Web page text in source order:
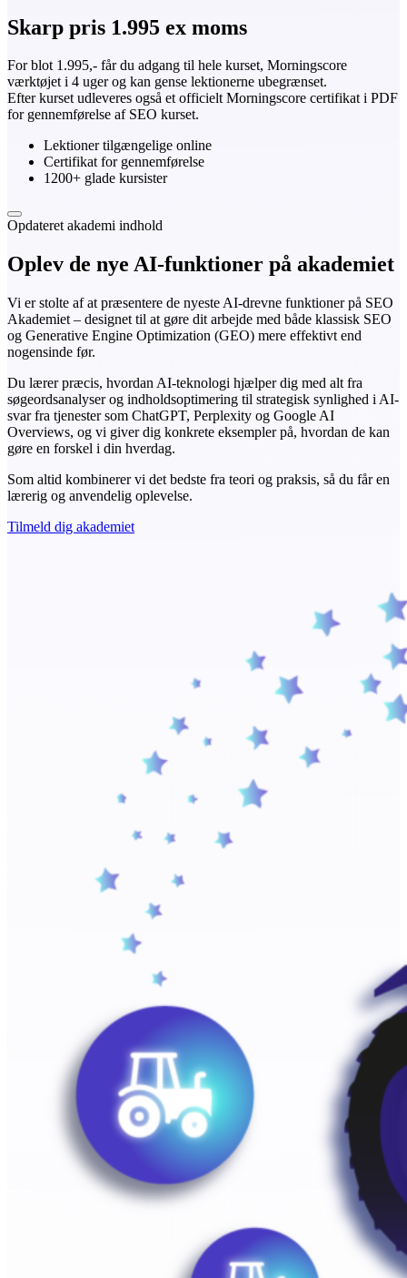
Skarp pris 1.995 ex moms
For blot 1.995,- får du adgang til hele kurset, Morningscore
værktøjet i 4 uger og kan gense lektionerne ubegrænset.
Efter kurset udleveres også et officielt Morningscore certifikat i PDF
for gennemførelse af SEO kurset.
Lektioner tilgængelige online
Certifikat for gennemførelse
1200+ glade kursister
Opdateret akademi indhold
Oplev de nye AI-funktioner på akademiet
Vi er stolte af at præsentere de nyeste AI-drevne funktioner på SEO
Akademiet – designet til at gøre dit arbejde med både klassisk SEO
og Generative Engine Optimization (GEO) mere effektivt end
nogensinde før.
Du lærer præcis, hvordan AI-teknologi hjælper dig med alt fra
søgeordsanalyser og indholdsoptimering til strategisk synlighed i AI-
svar fra tjenester som ChatGPT, Perplexity og Google AI
Overviews, og vi giver dig konkrete eksempler på, hvordan de kan
gøre en forskel i din hverdag.
Som altid kombinerer vi det bedste fra teori og praksis, så du får en
lærerig og anvendelig oplevelse.
Tilmeld dig akademiet